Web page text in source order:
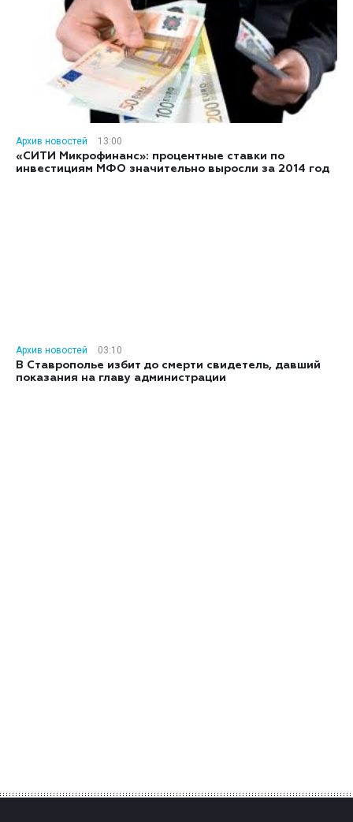
Архив новостей
13:00
«СИТИ Микрофинанс»: процентные ставки по
инвестициям МФО значительно выросли за 2014 год
Архив новостей
03:10
В Ставрополье избит до смерти свидетель, давший
показания на главу администрации